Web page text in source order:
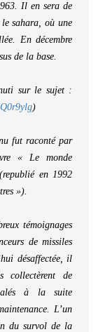
Il en sera de
le sahara, où une
En décembre
de la base.
sur le sujet :
)
fut raconté par
« Le monde
en 1992
»).
témoignages
de missiles
désaffectée, il
collectèrent de
à la suite
L’un
du survol de la